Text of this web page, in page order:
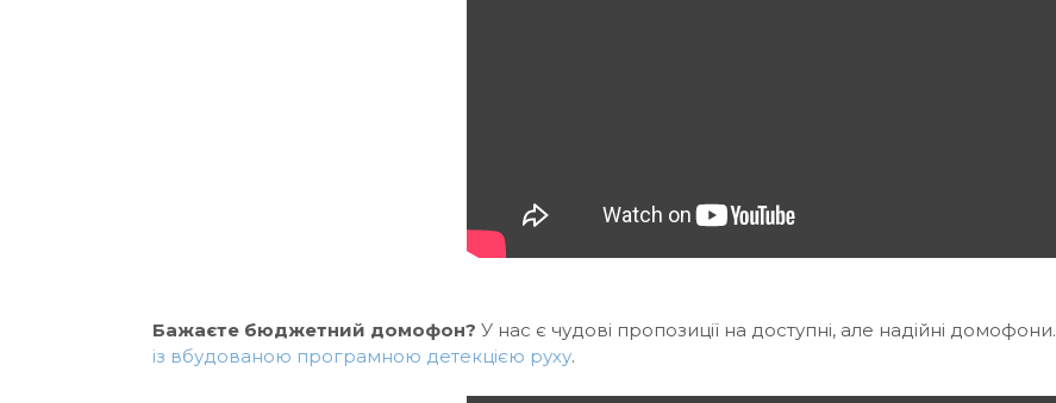
Бажаєте бюджетний домофон? У нас є чудові пропозиції на доступні, але надійні домофони.
із вбудованою програмною детекцією руху.